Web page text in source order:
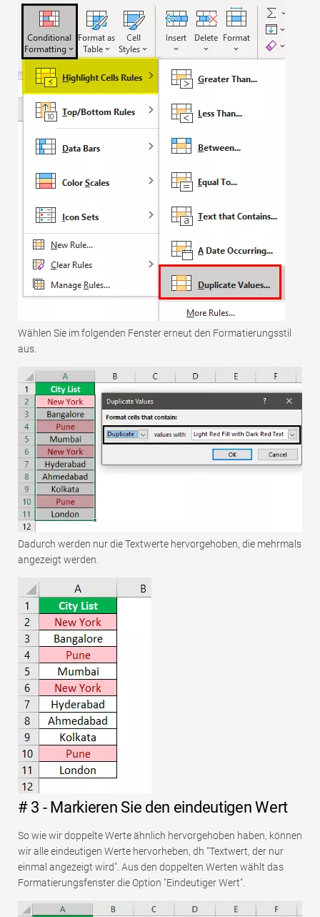
Wählen Sie im folgenden Fenster erneut den Formatierungsstil
aus.
Dadurch werden nur die Textwerte hervorgehoben, die mehrmals
angezeigt werden.
# 3 - Markieren Sie den eindeutigen Wert
So wie wir doppelte Werte ähnlich hervorgehoben haben, können
wir alle eindeutigen Werte hervorheben, dh "Textwert, der nur
einmal angezeigt wird". Aus den doppelten Werten wählt das
Formatierungsfenster die Option "Eindeutiger Wert".